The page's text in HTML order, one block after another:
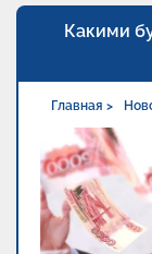
Какими
Главная >